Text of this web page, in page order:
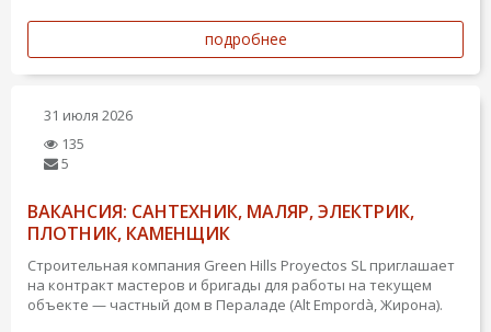
подробнее
31 июля 2026
135
5
ВАКАНСИЯ: САНТЕХНИК, МАЛЯР, ЭЛЕКТРИК,
ПЛОТНИК, КАМЕНЩИК
Строительная компания Green Hills Proyectos SL приглашает
на контракт мастеров и бригады для работы на текущем
объекте — частный дом в Пераладе (Alt Empordà, Жирона).